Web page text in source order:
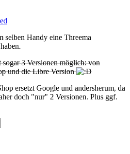
selben Handy eine Threema
sogar 3 Versionen möglich: von
und die Libre Version
ersetzt Google und andersherum, da
doch "nur" 2 Versionen. Plus ggf.